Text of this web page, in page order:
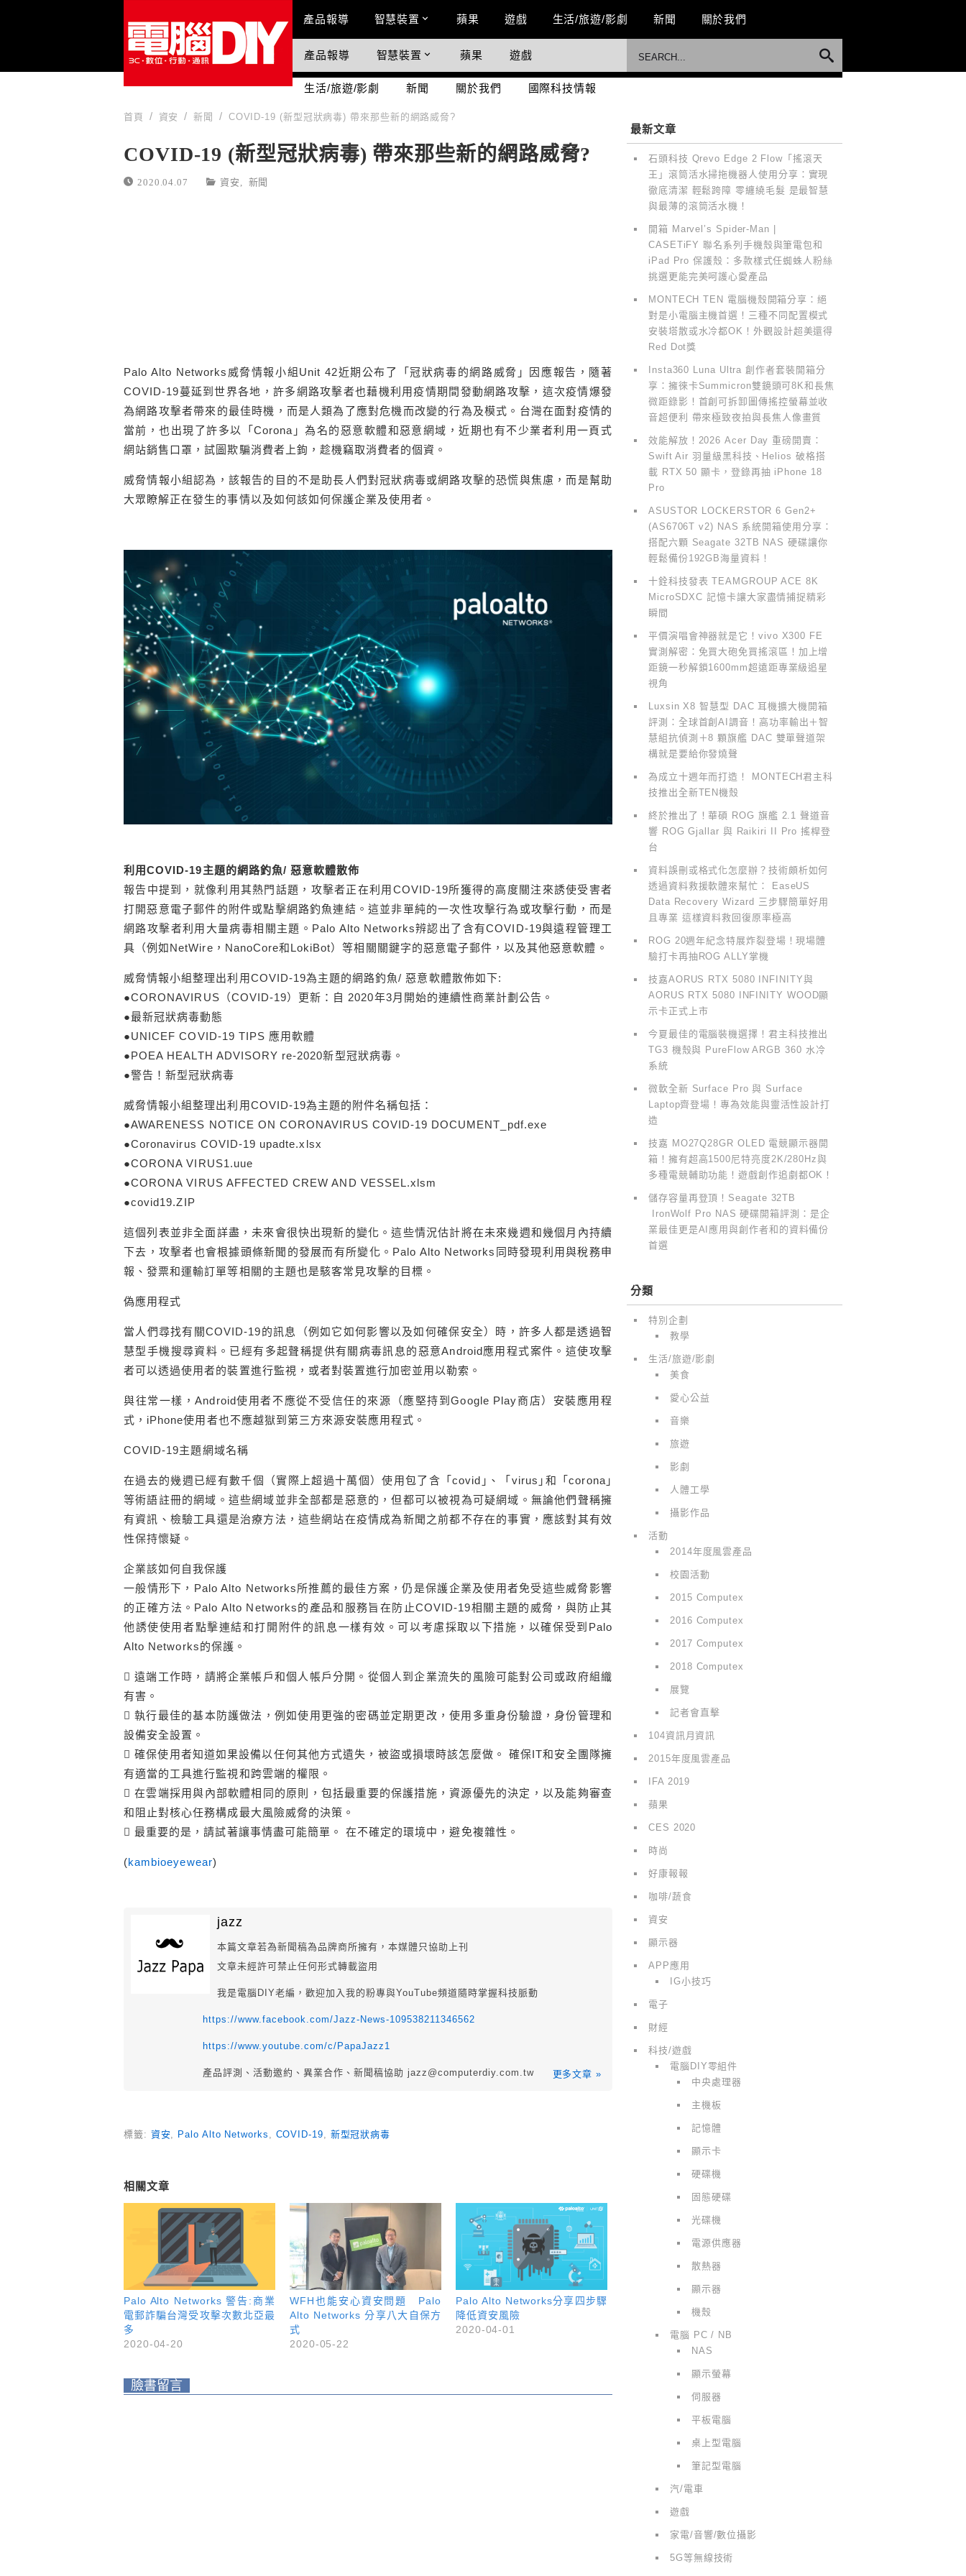
Main Menu
產品報導 智慧裝置 蘋果 遊戲 生活/旅遊/影劇 新聞 關於我們
國際科技情報
產品報導 智慧裝置 蘋果 遊戲
生活/旅遊/影劇 新聞 關於我們 國際科技情報
首頁 資安 新聞 COVID-19 (新型冠狀病毒) 帶來那些新的網路威脅?
COVID-19 (新型冠狀病毒) 帶來那些新的網路威脅?
2020.04.07 資安 新聞
Palo Alto Networks威脅情報小組Unit 42近期公布了「冠狀病毒的網路威脅」因應報告，隨著
COVID-19蔓延到世界各地，許多網路攻擊者也藉機利用疫情期間發動網路攻擊，這次疫情爆發
為網路攻擊者帶來的最佳時機，而是人類為了應對危機而改變的行為及模式。台灣在面對疫情的
當前，也出現了許多以「Corona」為名的惡意軟體和惡意網域，近期也有不少業者利用一頁式
網站銷售口罩，試圖欺騙消費者上鉤，趁機竊取消費者的個資。
威脅情報小組認為，該報告的目的不是助長人們對冠狀病毒或網路攻擊的恐慌與焦慮，而是幫助
大眾瞭解正在發生的事情以及如何該如何保護企業及使用者。
利用COVID-19主題的網路釣魚/ 惡意軟體散佈
報告中提到，就像利用其熱門話題，攻擊者正在利用COVID-19所獲得的高度關注來誘使受害者
打開惡意電子郵件的附件或點擊網路釣魚連結。這並非單純的一次性攻擊行為或攻擊行動，而是
網路攻擊者利用大量病毒相關主題。Palo Alto Networks辨認出了含有COVID-19與遠程管理工
具（例如NetWire，NanoCore和LokiBot）等相關關鍵字的惡意電子郵件，以及其他惡意軟體。
威脅情報小組整理出利用COVID-19為主題的網路釣魚/ 惡意軟體散佈如下:
●CORONAVIRUS（COVID-19）更新：自 2020年3月開始的連續性商業計劃公告。
●最新冠狀病毒動態
●UNICEF COVID-19 TIPS 應用軟體
●POEA HEALTH ADVISORY re-2020新型冠狀病毒。
●警告！新型冠狀病毒
威脅情報小組整理出利用COVID-19為主題的附件名稱包括：
●AWARENESS NOTICE ON CORONAVIRUS COVID-19 DOCUMENT_pdf.exe
●Coronavirus COVID-19 upadte.xlsx
●CORONA VIRUS1.uue
●CORONA VIRUS AFFECTED CREW AND VESSEL.xlsm
●covid19.ZIP
這個列表並非全面詳盡，未來會很快出現新的變化。這些情況估計將在未來幾週和幾個月內持續
下去，攻擊者也會根據頭條新聞的發展而有所變化。Palo Alto Networks同時發現利用與稅務申
報、發票和運輸訂單等相關的主題也是駭客常見攻擊的目標。
偽應用程式
當人們尋找有關COVID-19的訊息（例如它如何影響以及如何確保安全）時，許多人都是透過智
慧型手機搜尋資料。已經有多起聲稱提供有關病毒訊息的惡意Android應用程式案件。這使攻擊
者可以透過使用者的裝置進行監視，或者對裝置進行加密並用以勒索。
與往常一樣，Android使用者不應從不受信任的來源（應堅持到Google Play商店）安裝應用程
式，iPhone使用者也不應越獄到第三方來源安裝應用程式。
COVID-19主題網域名稱
在過去的幾週已經有數千個（實際上超過十萬個）使用包了含「covid｣、「virus｣和「corona｣
等術語註冊的網域。這些網域並非全部都是惡意的，但都可以被視為可疑網域。無論他們聲稱擁
有資訊、檢驗工具還是治療方法，這些網站在疫情成為新聞之前都不存在的事實，應該對其有效
性保持懷疑。
企業該如何自我保護
一般情形下，Palo Alto Networks所推薦的最佳方案，仍是保護企業及使用者免受這些威脅影響
的正確方法。Palo Alto Networks的產品和服務旨在防止COVID-19相關主題的威脅，與防止其
他誘使使用者點擊連結和打開附件的訊息一樣有效。可以考慮採取以下措施，以確保受到Palo
Alto Networks的保護。
 遠端工作時，請將企業帳戶和個人帳戶分開。從個人到企業流失的風險可能對公司或政府組織
有害。
 執行最佳的基本防護做法，例如使用更強的密碼並定期更改，使用多重身份驗證，身份管理和
設備安全設置。
 確保使用者知道如果設備以任何其他方式遺失，被盜或損壞時該怎麼做。 確保IT和安全團隊擁
有適當的工具進行監視和跨雲端的權限。
 在雲端採用與內部軟體相同的原則，包括最重要的保護措施，資源優先的決定，以及能夠審查
和阻止對核心任務構成最大風險威脅的決策。
 最重要的是，請試著讓事情盡可能簡單。 在不確定的環境中，避免複雜性。
(kambioeyewear)
jazz
本篇文章若為新聞稿為品牌商所擁有，本媒體只協助上刊
文章未經許可禁止任何形式轉載盜用
我是電腦DIY老編，歡迎加入我的粉專與YouTube頻道隨時掌握科技脈動
https://www.facebook.com/Jazz-News-109538211346562
https://www.youtube.com/c/PapaJazz1
產品評測、活動邀約、異業合作、新聞稿協助 jazz@computerdiy.com.tw 更多文章 »
標籤: 資安, Palo Alto Networks , COVID-19, 新型冠狀病毒
相關文章
Palo Alto Networks 警告:商業
電郵詐騙台灣受攻擊次數北亞最
多
2020-04-20
WFH也能安心資安問題 Palo
Alto Networks 分享八大自保方
式
2020-05-22
Palo Alto Networks分享四步驟
降低資安風險
2020-04-01
臉書留言
最新文章
石頭科技 Qrevo Edge 2 Flow「搖滾天
王」滾筒活水掃拖機器人使用分享：實現
徹底清潔 輕鬆跨障 零纏繞毛髮 是最智慧
與最薄的滾筒活水機！
開箱 Marvel’s Spider-Man |
CASETiFY 聯名系列手機殼與筆電包和
iPad Pro 保護殼：多款樣式任蜘蛛人粉絲
挑選更能完美呵護心愛產品
MONTECH TEN 電腦機殼開箱分享：絕
對是小電腦主機首選！三種不同配置模式
安裝塔散或水冷都OK！外觀設計超美還得
Red Dot獎
Insta360 Luna Ultra 創作者套裝開箱分
享：擁徠卡Summicron雙鏡頭可8K和長焦
微距錄影！首創可拆卸圖傳搖控螢幕並收
音超便利 帶來極致夜拍與長焦人像畫質
效能解放！2026 Acer Day 重磅開賣：
Swift Air 羽量級黑科技、Helios 破格搭
載 RTX 50 顯卡，登錄再抽 iPhone 18
Pro
ASUSTOR LOCKERSTOR 6 Gen2+
(AS6706T v2) NAS 系統開箱使用分享：
搭配六顆 Seagate 32TB NAS 硬碟讓你
輕鬆備份192GB海量資料！
十銓科技發表 TEAMGROUP ACE 8K
MicroSDXC 記憶卡讓大家盡情捕捉精彩
瞬間
平價演唱會神器就是它！vivo X300 FE
實測解密：免買大砲免買搖滾區！加上增
距鏡一秒解鎖1600mm超遠距專業級追星
視角
Luxsin X8 智慧型 DAC 耳機擴大機開箱
評測：全球首創AI調音！高功率輸出＋智
慧組抗偵測＋8 顆旗艦 DAC 雙單聲道架
構就是要給你發燒聲
為成立十週年而打造！ MONTECH君主科
技推出全新TEN機殼
終於推出了！華碩 ROG 旗艦 2.1 聲道音
響 ROG Gjallar 與 Raikiri II Pro 搖桿登
台
資料誤刪或格式化怎麼辦？技術頗析如何
透過資料救援軟體來幫忙： EaseUS
Data Recovery Wizard 三步驟簡單好用
且專業 這樣資料救回復原率極高
ROG 20週年紀念特展炸裂登場！現場體
驗打卡再抽ROG ALLY掌機
技嘉AORUS RTX 5080 INFINITY與
AORUS RTX 5080 INFINITY WOOD顯
示卡正式上市
今夏最佳的電腦裝機選擇！君主科技推出
TG3 機殼與 PureFlow ARGB 360 水冷
系統
微軟全新 Surface Pro 與 Surface
Laptop齊登場！專為效能與靈活性設計打
造
技嘉 MO27Q28GR OLED 電競顯示器開
箱！擁有超高1500尼特亮度2K/280Hz與
多種電競輔助功能！遊戲創作追劇都OK！
儲存容量再登頂！Seagate 32TB
IronWolf Pro NAS 硬碟開箱評測：是企
業最佳更是AI應用與創作者和的資料備份
首選
分類
特別企劃
教學
生活/旅遊/影劇
美食
愛心公益
音樂
旅遊
影劇
人體工學
攝影作品
活動
2014年度風雲產品
校園活動
2015 Computex
2016 Computex
2017 Computex
2018 Computex
展覽
記者會直擊
104資訊月資訊
2015年度風雲產品
IFA 2019
蘋果
CES 2020
時尚
好康報報
咖啡/蔬食
資安
顯示器
APP應用
IG小技巧
電子
財經
科技/遊戲
電腦DIY零組件
中央處理器
主機板
記憶體
顯示卡
硬碟機
固態硬碟
光碟機
電源供應器
散熱器
顯示器
機殼
電腦 PC / NB
NAS
顯示螢幕
伺服器
平板電腦
桌上型電腦
筆記型電腦
汽/電車
遊戲
家電/音響/數位攝影
5G等無線技術